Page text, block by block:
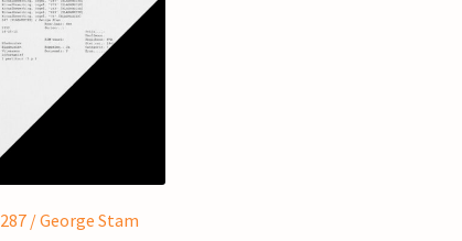
287 / George Stam